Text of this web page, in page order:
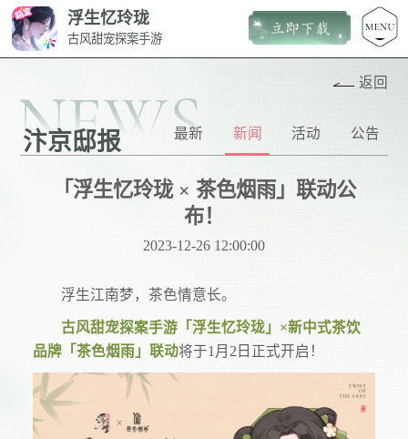
浮生忆玲珑
古风甜宠探案手游
NEWS
汴京邸报
返回
最新 新闻 活动 公告
「浮生忆玲珑 × 茶色烟雨」联动公
布！
2023-12-26 12:00:00
浮生江南梦，茶色情意长。
古风甜宠探案手游「浮生忆玲珑」×新中式茶饮
品牌「茶色烟雨」联动将于1月2日正式开启！